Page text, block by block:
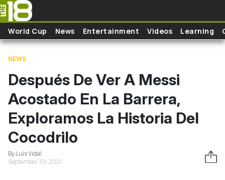
Skip to main content
World Cup News Entertainment Videos Learning
NEWS
Después De Ver A Messi
Acostado En La Barrera,
Exploramos La Historia Del
Cocodrilo
By Luis Vidal
September 30, 2021